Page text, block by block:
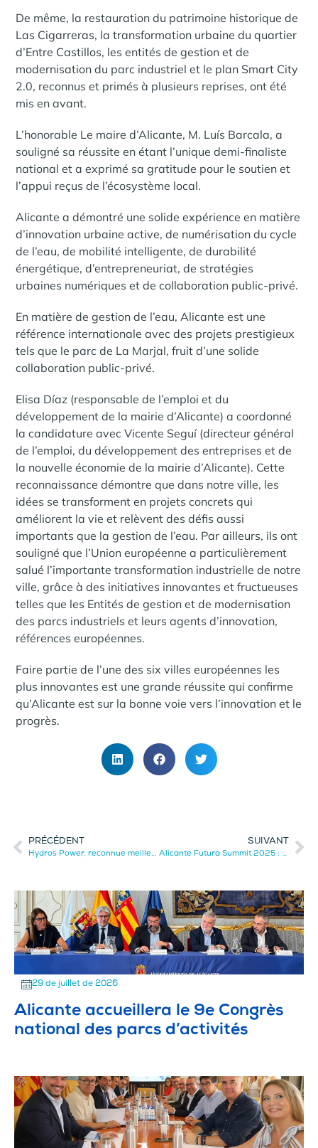
De même, la restauration du patrimoine historique de
Las Cigarreras, la transformation urbaine du quartier
d’Entre Castillos, les entités de gestion et de
modernisation du parc industriel et le plan Smart City
2.0, reconnus et primés à plusieurs reprises, ont été
mis en avant.
L’honorable Le maire d’Alicante, M. Luís Barcala, a
souligné sa réussite en étant l’unique demi-finaliste
national et a exprimé sa gratitude pour le soutien et
l’appui reçus de l’écosystème local.
Alicante a démontré une solide expérience en matière
d’innovation urbaine active, de numérisation du cycle
de l’eau, de mobilité intelligente, de durabilité
énergétique, d’entrepreneuriat, de stratégies
urbaines numériques et de collaboration public-privé.
En matière de gestion de l’eau, Alicante est une
référence internationale avec des projets prestigieux
tels que le parc de La Marjal, fruit d’une solide
collaboration public-privé.
Elisa Díaz (responsable de l’emploi et du
développement de la mairie d’Alicante) a coordonné
la candidature avec Vicente Seguí (directeur général
de l’emploi, du développement des entreprises et de
la nouvelle économie de la mairie d’Alicante). Cette
reconnaissance démontre que dans notre ville, les
idées se transforment en projets concrets qui
améliorent la vie et relèvent des défis aussi
importants que la gestion de l’eau. Par ailleurs, ils ont
souligné que l’Union européenne a particulièrement
salué l’importante transformation industrielle de notre
ville, grâce à des initiatives innovantes et fructueuses
telles que les Entités de gestion et de modernisation
des parcs industriels et leurs agents d’innovation,
références européennes.
Faire partie de l’une des six villes européennes les
plus innovantes est une grande réussite qui confirme
qu’Alicante est sur la bonne voie vers l’innovation et le
progrès.
PRÉCÉDENT
Hydros Power, reconnue meilleure startup Greentech d’Europe du Sud par les Global Startup Awards 2025
SUIVANT
Alicante Futura Summit 2025 : L’événement majeur de l’innovation
29 de juillet de 2026
Alicante accueillera le 9e Congrès
national des parcs d’activités